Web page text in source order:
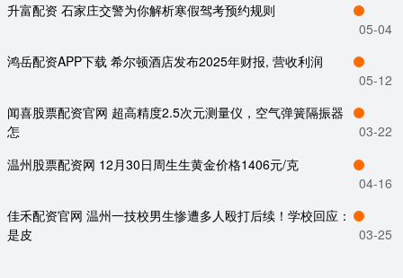
升富配资 石家庄交警为你解析寒假驾考预约规则
05-04
鸿岳配资APP下载 希尔顿酒店发布2025年财报, 营收利润
05-12
闻喜股票配资官网 超高精度2.5次元测量仪，空气弹簧隔振器
怎
03-22
温州股票配资网 12月30日周生生黄金价格1406元/克
04-16
佳禾配资官网 温州一技校男生惨遭多人殴打后续！学校回应：
是皮
03-25